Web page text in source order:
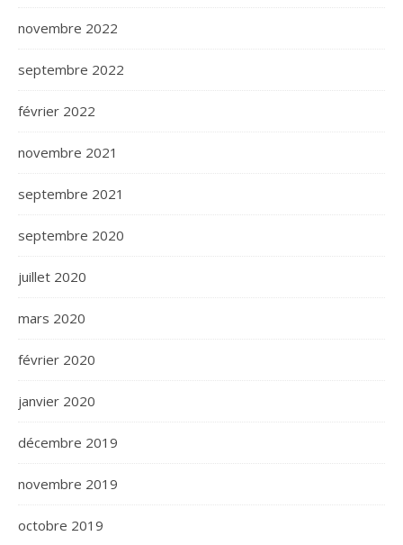
novembre 2022
septembre 2022
février 2022
novembre 2021
septembre 2021
septembre 2020
juillet 2020
mars 2020
février 2020
janvier 2020
décembre 2019
novembre 2019
octobre 2019